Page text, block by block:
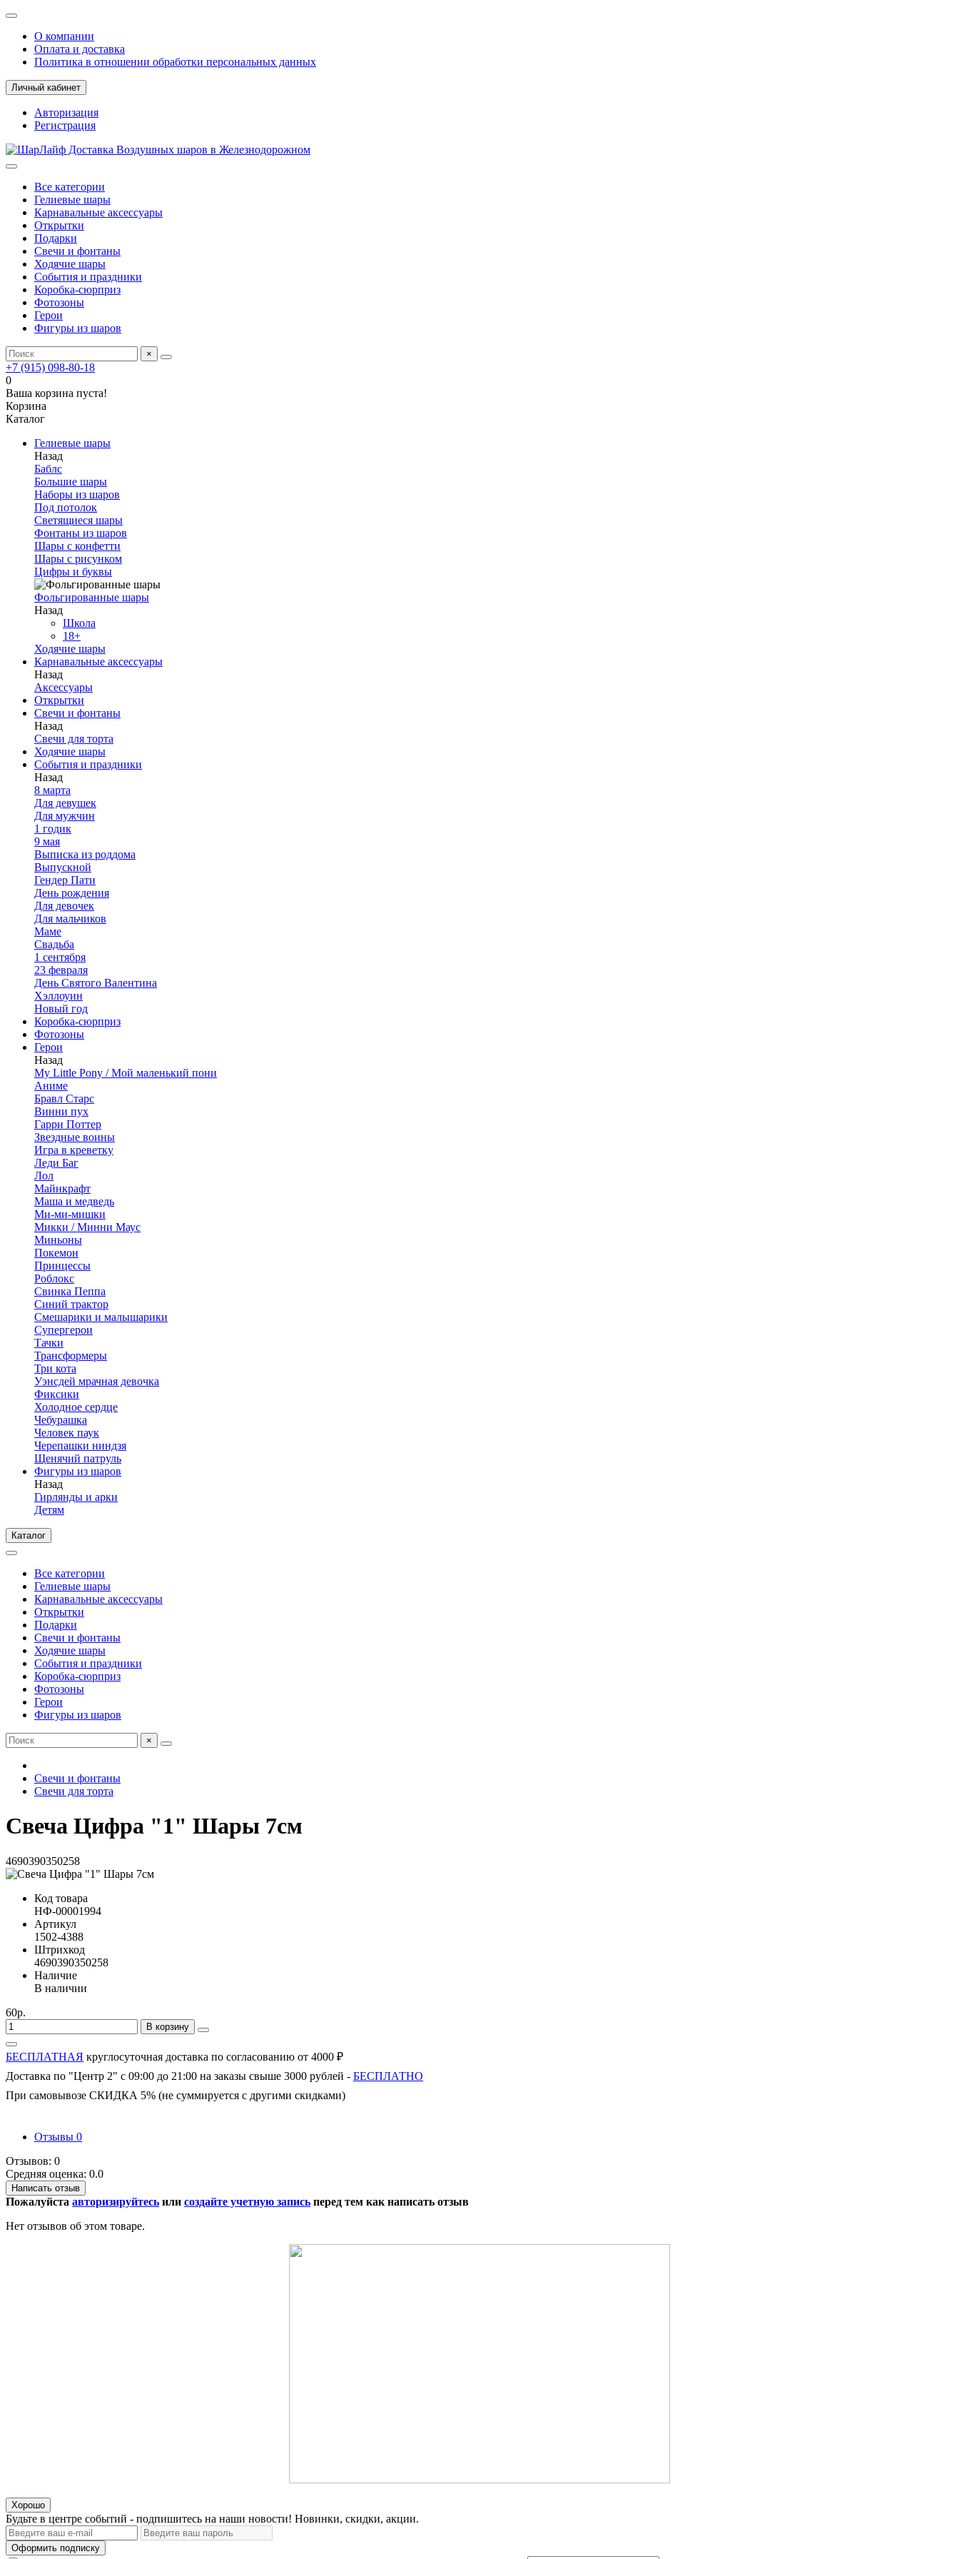
О компании
Оплата и доставка
Политика в отношении обработки персональных данных
Личный кабинет
Авторизация
Регистрация
Все категории
Гелиевые шары
Карнавальные аксессуары
Открытки
Подарки
Свечи и фонтаны
Ходячие шары
События и праздники
Коробка-сюрприз
Фотозоны
Герои
Фигуры из шаров
×
+7 (915) 098-80-18
0
Ваша корзина пуста!
Корзина
Каталог
Гелиевые шары
Назад
Баблс
Большие шары
Наборы из шаров
Под потолок
Светящиеся шары
Фонтаны из шаров
Шары с конфетти
Шары с рисунком
Цифры и буквы
Фольгированные шары
Назад
Школа
18+
Ходячие шары
Карнавальные аксессуары
Назад
Аксессуары
Открытки
Свечи и фонтаны
Назад
Свечи для торта
Ходячие шары
События и праздники
Назад
8 марта
Для девушек
Для мужчин
1 годик
9 мая
Выписка из роддома
Выпускной
Гендер Пати
День рождения
Для девочек
Для мальчиков
Маме
Свадьба
1 сентября
23 февраля
День Святого Валентина
Хэллоуин
Новый год
Коробка-сюрприз
Фотозоны
Герои
Назад
My Little Pony / Мой маленький пони
Аниме
Бравл Старс
Винни пух
Гарри Поттер
Звездные воины
Игра в креветку
Леди Баг
Лол
Майнкрафт
Маша и медведь
Ми-ми-мишки
Микки / Минни Маус
Миньоны
Покемон
Принцессы
Роблокс
Свинка Пеппа
Синий трактор
Смешарики и малышарики
Супергерои
Тачки
Трансформеры
Три кота
Уэнсдей мрачная девочка
Фиксики
Холодное сердце
Чебурашка
Человек паук
Черепашки ниндзя
Щенячий патруль
Фигуры из шаров
Назад
Гирлянды и арки
Детям
Каталог
Все категории
Гелиевые шары
Карнавальные аксессуары
Открытки
Подарки
Свечи и фонтаны
Ходячие шары
События и праздники
Коробка-сюрприз
Фотозоны
Герои
Фигуры из шаров
×
Свечи и фонтаны
Свечи для торта
Свеча Цифра "1" Шары 7см
4690390350258
Код товара
НФ-00001994
Артикул
1502-4388
Штрихкод
4690390350258
Наличие
В наличии
60р.
В корзину
БЕСПЛАТНАЯ круглосуточная доставка по согласованию от 4000 ₽
Доставка по "Центр 2" с 09:00 до 21:00 на заказы свыше 3000 рублей - БЕСПЛАТНО
При самовывозе СКИДКА 5% (не суммируется с другими скидками)
Отзывы 0
Отзывов: 0
Средняя оценка: 0.0
Написать отзыв
Пожалуйста авторизируйтесь или создайте учетную запись перед тем как написать отзыв
Нет отзывов об этом товаре.
Хорошо
Будьте в центре событий - подпишитесь на наши новости! Новинки, скидки, акции.
Оформить подписку